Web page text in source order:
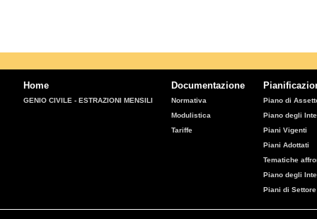
Home
GENIO CIVILE - ESTRAZIONI MENSILI
Documentazione
Normativa
Modulistica
Tariffe
Piano di
Piano degli
Piani Vigenti
Piani Adottati
Tematiche
Piano degli
Piani di Settore